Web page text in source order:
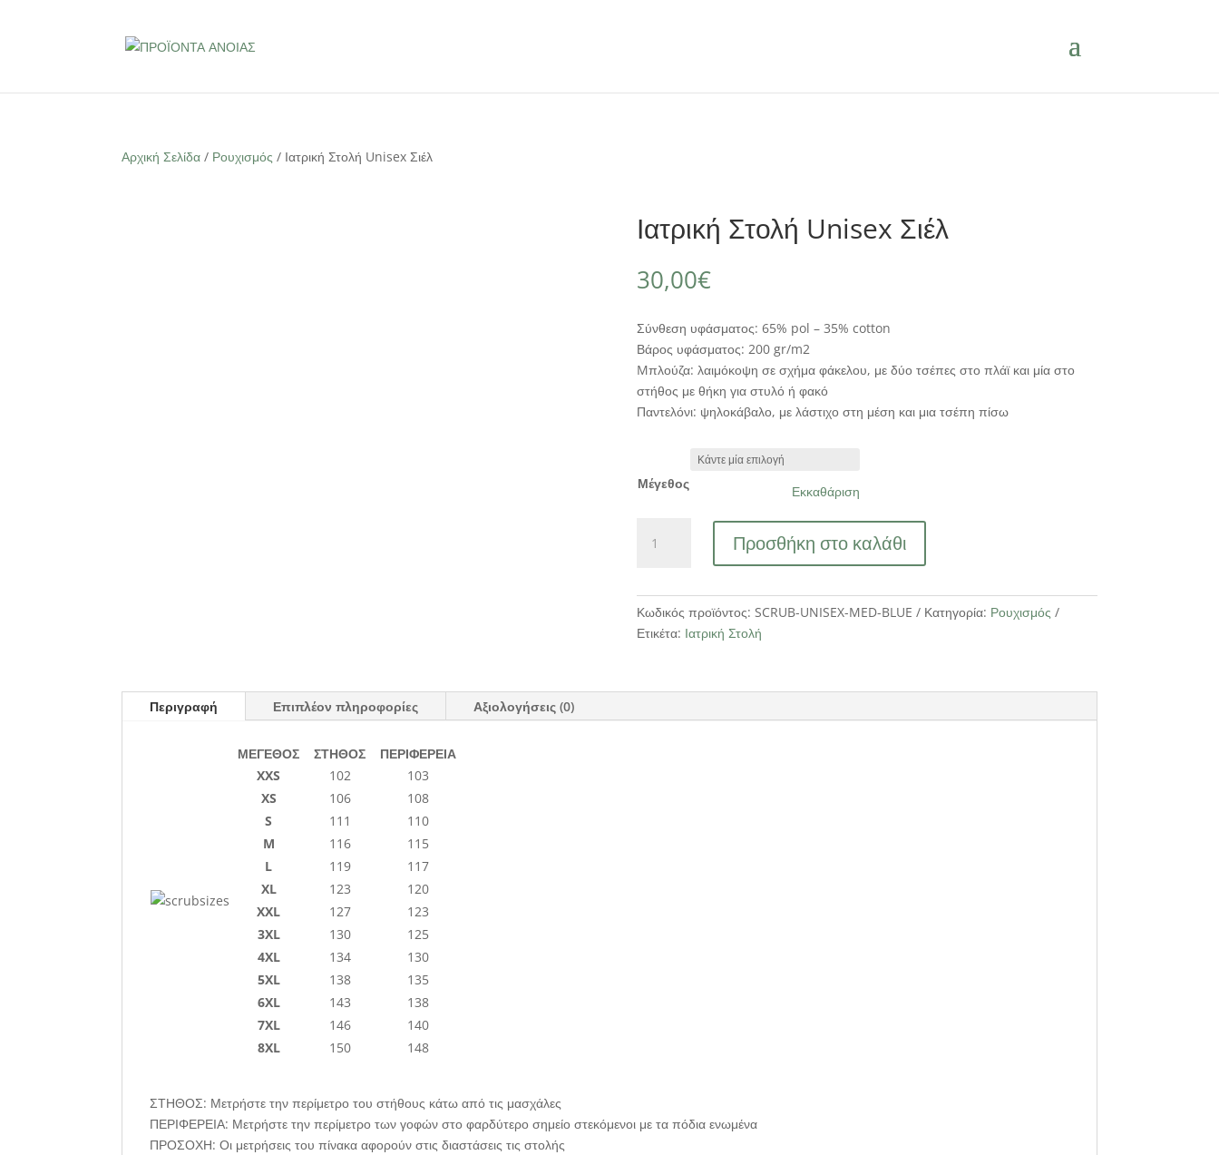
Αρχική Σελίδα / Ρουχισμός / Ιατρική Στολή Unisex Σιέλ
Ιατρική Στολή Unisex Σιέλ
30,00€
Σύνθεση υφάσματος: 65% pol – 35% cotton
Βάρος υφάσματος: 200 gr/m2
Mπλούζα: λαιμόκοψη σε σχήμα φάκελου, με δύο τσέπες στο πλάϊ και μία στο
στήθος με θήκη για στυλό ή φακό
Παντελόνι: ψηλοκάβαλο, με λάστιχο στη μέση και μια τσέπη πίσω
Μέγεθος Εκκαθάριση
Στολή
ποσότητα
Προσθήκη στο καλάθι
Κωδικός προϊόντος: SCRUB-UNISEX-MED-BLUE Κατηγορία: Ρουχισμός
Ετικέτα: Ιατρική Στολή
Περιγραφή Επιπλέον πληροφορίες Αξιολογήσεις (0)
ΜΕΓΕΘΟΣ ΣΤΗΘΟΣ
ΠΕΡΙΦΕΡΕΙΑ
XXS
102
103
XS
106
108
S
111
110
M
116
115
L
119
117
XL
123
120
XXL
127
123
3XL
130
125
4XL
134
130
5XL
138
135
6XL
143
138
7XL
146
140
8XL
150 148
ΣΤΗΘΟΣ: Μετρήστε την περίμετρο του στήθους κάτω από τις μασχάλες
ΠΕΡΙΦΕΡΕΙΑ: Μετρήστε την περίμετρο των γοφών στο φαρδύτερο σημείο στεκόμενοι με τα πόδια ενωμένα
ΠΡΟΣΟΧΗ: Οι μετρήσεις του πίνακα αφορούν στις διαστάσεις τις στολής